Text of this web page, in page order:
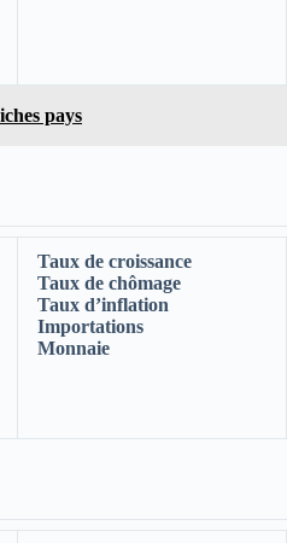
pays
Taux de croissance
Taux de chômage
Taux d’inflation
Importations
Monnaie